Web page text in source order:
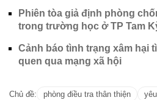
Phiên tòa giả định phòng
trong trường học ở TP Tam
Cảnh báo tình trạng xâm hại
quen qua mạng xã hội
Chủ đề: phòng điều tra thân thiện